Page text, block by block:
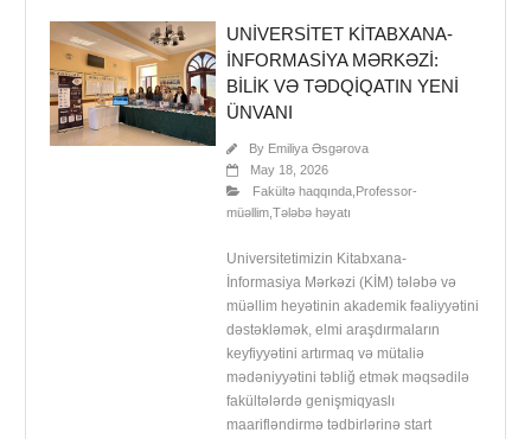
UNIVERSITET KITABXANA-
İNFORMASIYA MƏRKƏZI:
BILIK VƏ TƏDQIQATIN YENI
ÜNVANI
By Emiliya Əsgərova
May 18, 2026
Fakültə haqqında Professor-
müəllim ,Tələbə həyatı
Universitetimizin Kitabxana-
İnformasiya Mərkəzi (KİM) tələbə və
müəllim heyətinin akademik fəaliyyətini
dəstəkləmək, elmi araşdırmaların
keyfiyyətini artırmaq və mütaliə
mədəniyyətini təbliğ etmək məqsədilə
fakültələrdə genişmiqyaslı
maarifləndirmə tədbirlərinə start